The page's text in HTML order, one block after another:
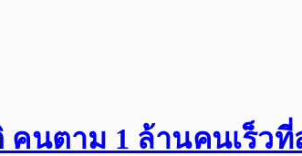
นตาม 1 ล้านคนเร็วที่